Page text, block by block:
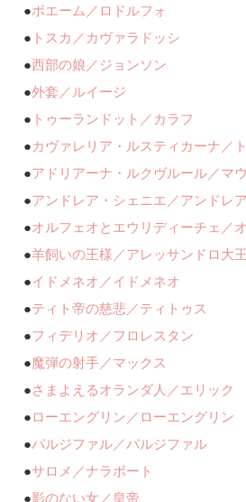
●ボエーム／ロドルフォ
● トスカ／カヴァラドッシ
●西部の娘／ジョンソン
●外套／ルイージ
● トゥーランドット／カラフ
●カヴァレリア・ルスティカーナ／
●アドリアーナ・ルクヴルール／マ
●アンドレア・シェニエ／アンドレ
●オルフェオとエウリディーチェ／
●羊飼いの王様／アレッサンドロ大王
●イドメネオ／イドメネオ
●ティト帝の慈悲／ティトゥス
●フィデリオ／フロレスタン
●魔弾の射手／マックス
●さまよえるオランダ人／エリック
● ローエングリン／ローエングリン
●パルジファル／パルジファル
●サロメ／ナラボート
●影のない女／皇帝